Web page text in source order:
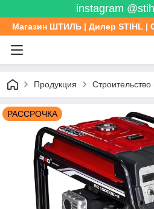
instagram
Магазин ШТИЛЬ | Дилер STIHL |
Продукция
РАССРОЧКА